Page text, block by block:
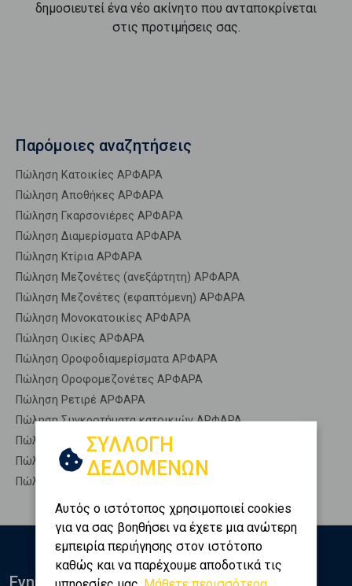
δημοσιευτεί ένα νέο ακίνητο που ανταποκρίνεται
στις προτιμήσεις σας.
Παρόμοιες αναζητήσεις
Πώληση Κατοικίες ΑΡΦΑΡΑ
Πώληση Αποθήκες ΑΡΦΑΡΑ
Πώληση Γκαρσονιέρες ΑΡΦΑΡΑ
Πώληση Διαμερίσματα ΑΡΦΑΡΑ
Πώληση Κτίρια ΑΡΦΑΡΑ
Πώληση Μεζονέτες (ανεξάρτητη) ΑΡΦΑΡΑ
Πώληση Μεζονέτες (εφαπτόμενη) ΑΡΦΑΡΑ
Πώληση Μονοκατοικίες ΑΡΦΑΡΑ
Πώληση Οικίες ΑΡΦΑΡΑ
Πώληση Οροφοδιαμερίσματα ΑΡΦΑΡΑ
Πώληση Οροφομεζονέτες ΑΡΦΑΡΑ
Πώληση Ρετιρέ ΑΡΦΑΡΑ
Πώληση Συγκροτήματα κατοικιών ΑΡΦΑΡΑ
Πώληση Υπόγεια ΑΡΦΑΡΑ
Πώληση Υπόσκαφα ΑΡΦΑΡΑ
Πώληση Υπολ. υψουν ΑΡΦΑΡΑ
ΣΥΛΛΟΓΗ
ΔΕΔΟΜΕΝΩΝ
Αυτός ο ιστότοπος χρησιμοποιεί cookies
για να σας βοηθήσει να έχετε μια ανώτερη
εμπειρία περιήγησης στον ιστότοπο
καθώς και να παρέχουμε αποδοτικά τις
Ενημερωθείτε